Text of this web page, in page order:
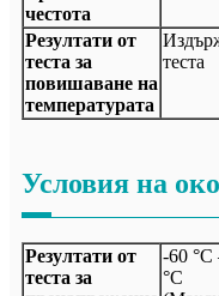
честота
Резултати от
теста за
повишаване на
температурата
теста
Условия на
Резултати от
теста за
-60
°C